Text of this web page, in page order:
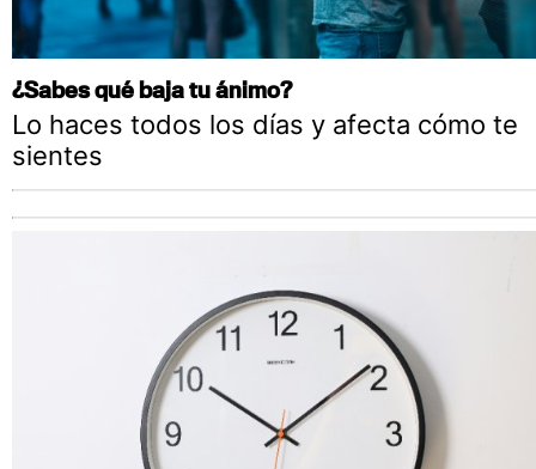
¿Sabes qué baja tu ánimo?
Lo haces todos los días y afecta cómo te
sientes